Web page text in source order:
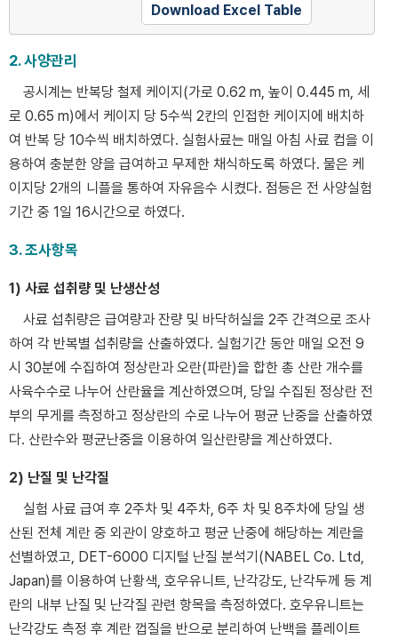
Download Excel Table
2. 사양관리
공시계는 반복당 철제 케이지(가로 0.62 m, 높이 0.445 m, 세
로 0.65 m)에서 케이지 당 5수씩 2칸의 인접한 케이지에 배치하
여 반복 당 10수씩 배치하였다. 실험사료는 매일 아침 사료 컵을 이
용하여 충분한 양을 급여하고 무제한 채식하도록 하였다. 물은 케
이지당 2개의 니플을 통하여 자유음수 시켰다. 점등은 전 사양실험
기간 중 1일 16시간으로 하였다.
3. 조사항목
1) 사료 섭취량 및 난생산성
사료 섭취량은 급여량과 잔량 및 바닥허실을 2주 간격으로 조사
하여 각 반복별 섭취량을 산출하였다. 실험기간 동안 매일 오전 9
시 30분에 수집하여 정상란과 오란(파란)을 합한 총 산란 개수를
사육수수로 나누어 산란율을 계산하였으며, 당일 수집된 정상란 전
부의 무게를 측정하고 정상란의 수로 나누어 평균 난중을 산출하였
다. 산란수와 평균난중을 이용하여 일산란량을 계산하였다.
2) 난질 및 난각질
실험 사료 급여 후 2주차 및 4주차, 6주 차 및 8주차에 당일 생
산된 전체 계란 중 외관이 양호하고 평균 난중에 해당하는 계란을
선별하였고, DET-6000 디지털 난질 분석기(NABEL Co. Ltd,
Japan)를 이용하여 난황색, 호우유니트, 난각강도, 난각두께 등 계
란의 내부 난질 및 난각질 관련 항목을 측정하였다. 호우유니트는
난각강도 측정 후 계란 껍질을 반으로 분리하여 난백을 플레이트